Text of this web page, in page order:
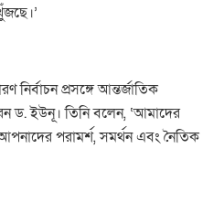
নির্বাচন প্রসঙ্গে আন্তর্জাতিক
ড. ইউনূ। তিনি বলেন, ‘আমাদের
পরামর্শ, সমর্থন এবং নৈতিক